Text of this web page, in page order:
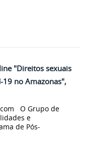
"Direitos sexuais
no Amazonas",
O Grupo de
e
de Pós-